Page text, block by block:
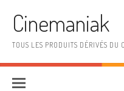
Cinemaniak
TOUS LES PRODUITS DÉRIVÉS DU